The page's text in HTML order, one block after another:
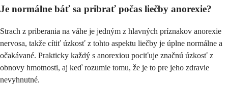
Je normálne báť sa pribrať počas liečby anorexie?
Strach z priberania na váhe je jedným z hlavných príznakov anorexie
nervosa, takže cítiť úzkosť z tohto aspektu liečby je úplne normálne a
očakávané. Prakticky každý s anorexiou pociťuje značnú úzkosť z
obnovy hmotnosti, aj keď rozumie tomu, že je to pre jeho zdravie
nevyhnutné.